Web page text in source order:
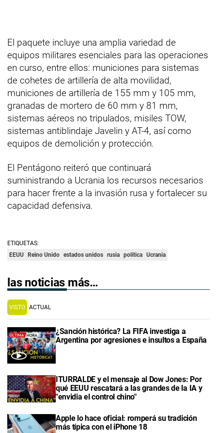
El paquete incluye una amplia variedad de
equipos militares esenciales para las operaciones
en curso, entre ellos: municiones para sistemas
de cohetes de artillería de alta movilidad,
municiones de artillería de 155 mm y 105 mm,
granadas de mortero de 60 mm y 81 mm,
sistemas aéreos no tripulados, misiles TOW,
sistemas antiblindaje Javelin y AT-4, así como
equipos de demolición y protección.
El Pentágono reiteró que continuará
suministrando a Ucrania los recursos necesarios
para hacer frente a la invasión rusa y fortalecer su
capacidad defensiva.
ETIQUETAS:
EEUU Reino Unido estados unidos rusia politica Ucrania
las noticias más…
VISTO ACTUAL
¿Sanción histórica? La FIFA investiga a
Argentina por agresiones e insultos a España
ITURRALDE y el mensaje al Dow Jones: Por
qué EEUU rescatará a las grandes de la IA y
"envidia el control chino"
Apple lo hace oficial: romperá su tradición
más típica con el iPhone 18